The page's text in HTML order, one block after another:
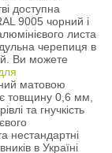
доступна
9005 чорний і
листа
черепиця в
Ви можете
матовою
товщину 0,6 мм,
та гнучкість
нестандартні
в Україні